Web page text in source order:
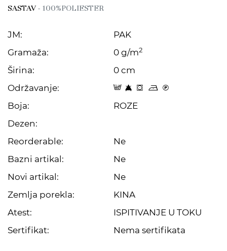
SASTAV- 100%POLIESTER
JM:
PAK
Gramaža:
0 g/m2
Širina:
0 cm
Održavanje:
9 8 f o C
Boja:
ROZE
Dezen:
Reorderable:
Ne
Bazni artikal:
Ne
Novi artikal:
Ne
Zemlja porekla:
KINA
Atest:
ISPITIVANJE U TOKU
Sertifikat:
Nema sertifikata